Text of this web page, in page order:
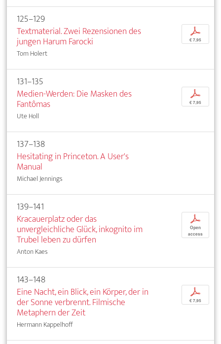
125–129
Textmaterial. Zwei Rezensionen des
jungen Harum Farocki
Tom Holert
p
€ 7,95
131–135
Medien-Werden: Die Masken des
Fantômas
Ute Holl
p
€ 7,95
137–138
Hesitating in Princeton. A User's
Manual
Michael Jennings
139–141
Kracauerplatz oder das
unvergleichliche Glück, inkognito im
Trubel leben zu dürfen
Anton Kaes
p
Open
access
143–148
Eine Nacht, ein Blick, ein Körper, der in
der Sonne verbrennt. Filmische
Metaphern der Zeit
Hermann Kappelhoff
p
€ 7,95